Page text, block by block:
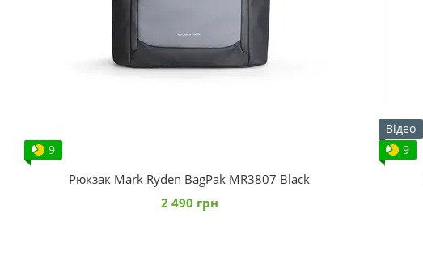
9
Рюкзак Mark Ryden BagPak MR3807 Black
2 490 грн
Відео
9